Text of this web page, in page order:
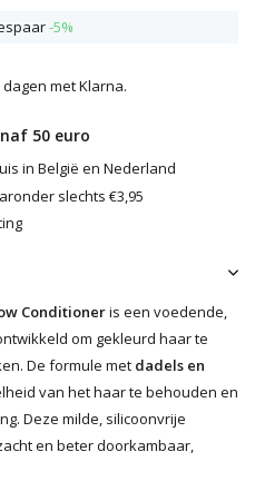
-5%
met Klarna.
50 euro
in België en Nederland
slechts €3,95
Conditioneris een voedende,
om gekleurd haar te
De formule met dadels en
van het haar te behouden en
Deze milde, silicoonvrije
en beter doorkambaar,